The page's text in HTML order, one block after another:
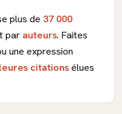
plus de 37 000
par auteurs. Faites
une expression
citationsélues